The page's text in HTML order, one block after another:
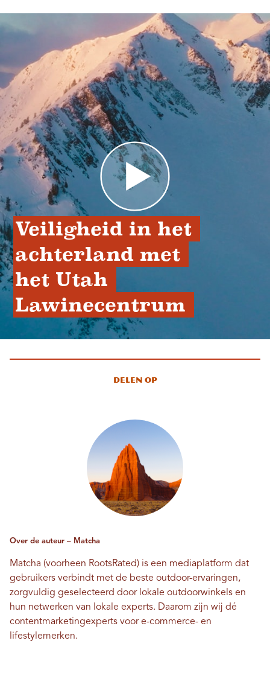
Veiligheid in het
achterland met
het Utah
Lawinecentrum
Delen op
Over de auteur – Matcha
Matcha (voorheen RootsRated) is een mediaplatform dat
gebruikers verbindt met de beste outdoor-ervaringen,
zorgvuldig geselecteerd door lokale outdoorwinkels en
hun netwerken van lokale experts. Daarom zijn wij dé
contentmarketingexperts voor e-commerce- en
lifestylemerken.